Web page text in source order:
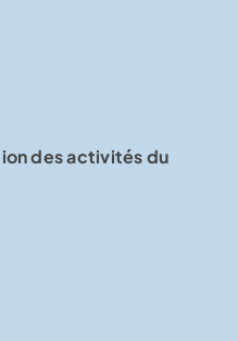
des activités du